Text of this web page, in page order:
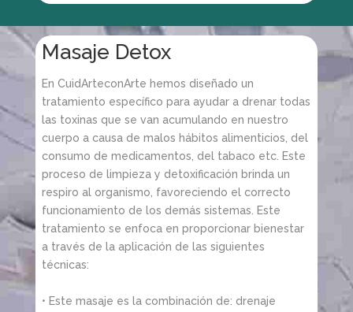
Masaje Detox
En CuidArteconArte hemos diseñado un
tratamiento específico para ayudar a drenar todas
las toxinas que se van acumulando en nuestro
cuerpo a causa de malos hábitos alimenticios, del
consumo de medicamentos, del tabaco etc. Este
proceso de limpieza y detoxificación brinda un
respiro al organismo, favoreciendo el correcto
funcionamiento de los demás sistemas. Este
tratamiento se enfoca en proporcionar bienestar
a través de la aplicación de las siguientes
técnicas:
• Este masaje es la combinación de: drenaje